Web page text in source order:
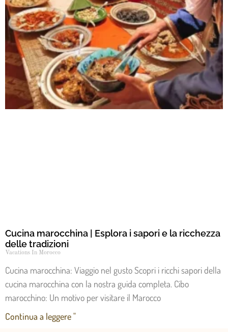
Cucina marocchina | Esplora i sapori e la ricchezza
delle tradizioni
Vacations In Morocco
Cucina marocchina: Viaggio nel gusto Scopri i ricchi sapori della
cucina marocchina con la nostra guida completa. Cibo
marocchino: Un motivo per visitare il Marocco
Continua a leggere "